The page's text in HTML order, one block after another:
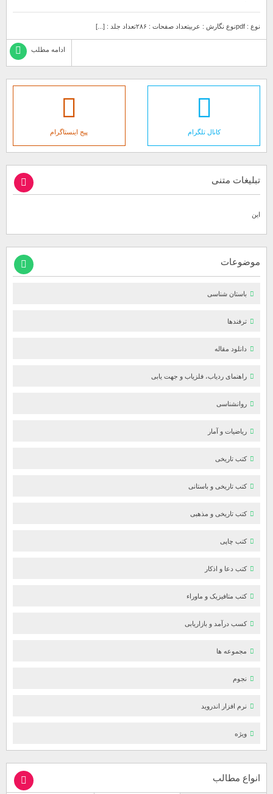
نوع : pdfنوع نگارش : عربیتعداد صفحات : ۲۸۶تعداد جلد : [...]
ادامه مطلب
کانال تلگرام پیج اینستاگرام
تبلیغات متنی
این
موضوعات
باستان شناسی
ترفندها
دانلود مقاله
راهنمای ردیاب، فلزیاب و جهت یابی
روانشناسی
ریاضیات و آمار
کتب تاریخی
کتب تاریخی و باستانی
کتب تاریخی و مذهبی
کتب چاپی
کتب دعا و اذکار
کتب متافیزیک و ماوراء
کسب درآمد و بازاریابی
مجموعه ها
نجوم
نرم افزار اندروید
ویژه
انواع مطالب